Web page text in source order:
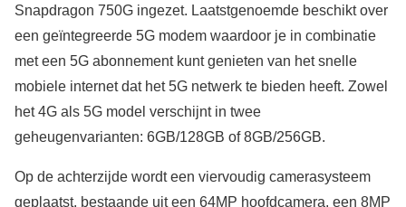
Snapdragon 750G ingezet. Laatstgenoemde beschikt over
een geïntegreerde 5G modem waardoor je in combinatie
met een 5G abonnement kunt genieten van het snelle
mobiele internet dat het 5G netwerk te bieden heeft. Zowel
het 4G als 5G model verschijnt in twee
geheugenvarianten: 6GB/128GB of 8GB/256GB.
Op de achterzijde wordt een viervoudig camerasysteem
geplaatst, bestaande uit een 64MP hoofdcamera, een 8MP